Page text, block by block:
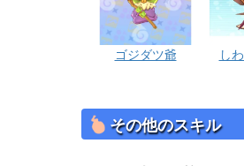
ゴジダツ爺 し
その他のスキル